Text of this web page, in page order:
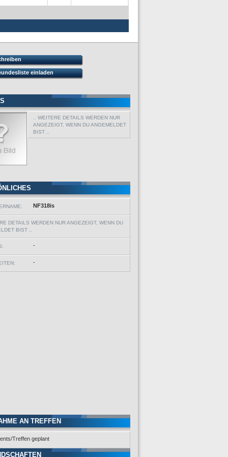
einladen
.. WEITERE DETAILS WERDEN NUR
ANGEZEIGT, WENN DU ANGEMELDET
BIST ..
NF318is
DETAILS WERDEN NUR ANGEZEIGT, WENN DU
BIST ..
-
-
AN TREFFEN
Treffen geplant